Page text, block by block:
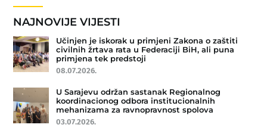
NAJNOVIJE VIJESTI
Učinjen je iskorak u primjeni Zakona o zaštiti
civilnih žrtava rata u Federaciji BiH, ali puna
primjena tek predstoji
08.07.2026.
U Sarajevu održan sastanak Regionalnog
koordinacionog odbora institucionalnih
mehanizama za ravnopravnost spolova
03.07.2026.